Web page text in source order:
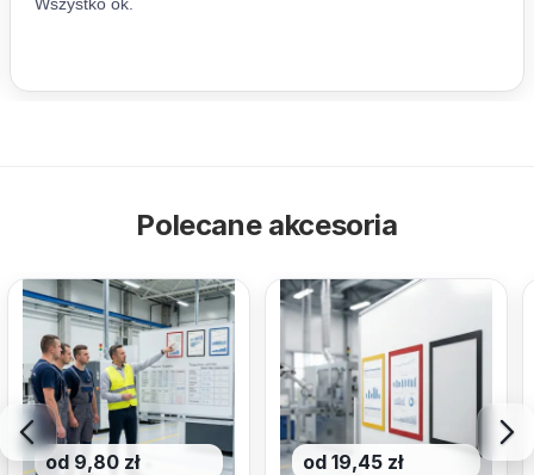
Polecane akcesoria
od 9,80 zł od 19,45 zł